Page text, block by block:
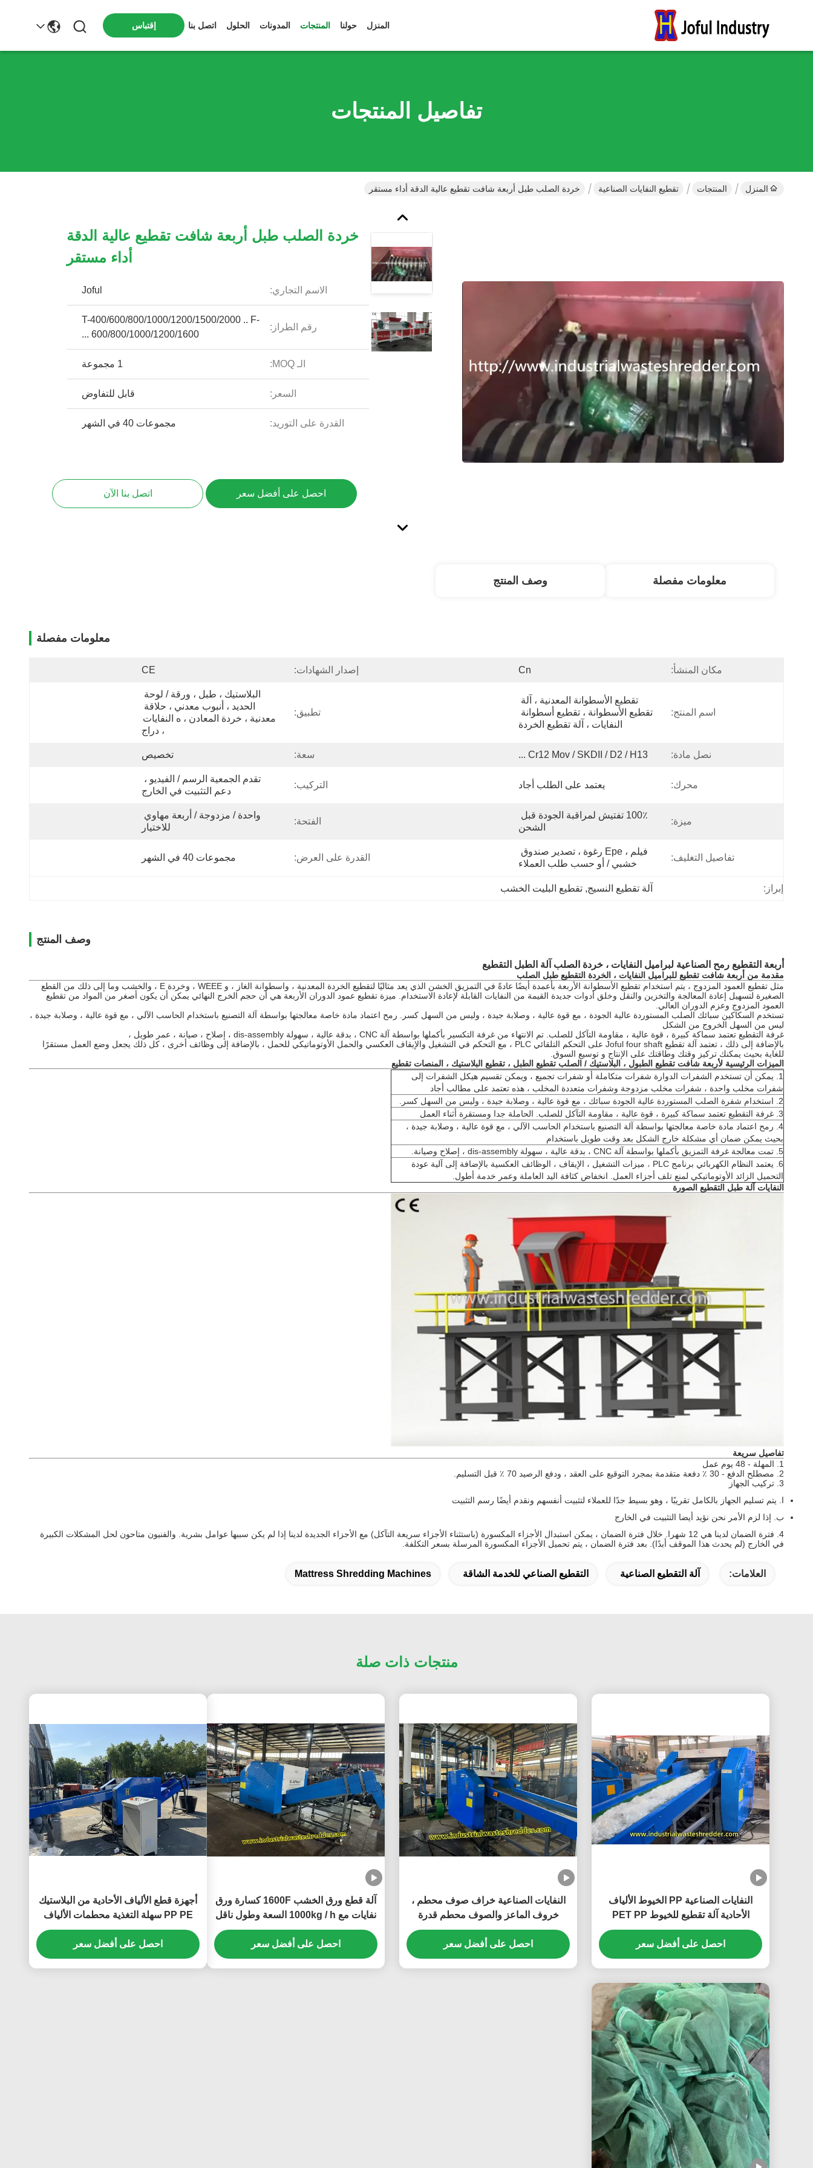
المنزل حولنا المنتجات المدونات الحلول اتصل بنا إقتباس
تفاصيل المنتجات
المنزل المنتجات تقطيع النفايات الصناعية خردة الصلب طبل أربعة شافت تقطيع عالية الدقة أداء مستقر
خردة الصلب طبل أربعة شافت تقطيع عالية الدقة
أداء مستقر
الاسم التجاري: Joful
رقم الطراز:
T-400/600/800/1000/1200/1500/2000 .. F-
600/800/1000/1200/1600 ...
الـ MOQ: 1 مجموعة
السعر: قابل للتفاوض
القدرة على التوريد: مجموعات 40 في الشهر
احصل على أفضل سعر اتصل بنا الآن
معلومات مفصلة وصف المنتج
معلومات مفصلة
مكان المنشأ: Cn إصدار الشهادات: CE
اسم المنتج:
النفايات ، آلة تقطيع الخردة
تطبيق:
، دراج
نصل مادة: Cr12 Mov / SKDII / D2 / H13 ... سعة: تخصيص
محرك: يعتمد على الطلب أجاد التركيب:
دعم التثبيت في الخارج
ميزة:
الشحن
الفتحة:
للاختيار
تفاصيل التغليف:
خشبي / أو حسب طلب العملاء
القدرة على العرض: مجموعات 40 في الشهر
إبراز: آلة تقطيع النسيج, تقطيع البليت الخشب
وصف المنتج
أربعة التقطيع رمح الصناعية لبراميل النفايات ، خردة الصلب آلة الطبل التقطيع
مقدمة من أربعة شافت تقطيع للبراميل النفايات ، الخردة التقطيع طبل الصلب
مثل تقطيع العمود المزدوج ، يتم استخدام تقطيع الأسطوانة الأربعة
بأعمدة أيضًا عادةً في التمزيق الخشن الذي يعد مثاليًا لتقطيع الخردة المعدنية ، واسطوانة الغاز ، و WEEE ، وخردة E ، والخشب وما إلى ذلك من القطع
الصغيرة لتسهيل إعادة المعالجة والتخزين والنقل وخلق أدوات جديدة القيمة من النفايات القابلة لإعادة الاستخدام.
ميزة تقطيع عمود الدوران الأربعة هي أن حجم الخرج النهائي يمكن أن يكون أصغر من المواد من تقطيع
العمود المزدوج وعزم الدوران العالي.
تستخدم السكاكين سبائك الصلب المستوردة عالية الجودة ، مع قوة عالية ، وصلابة جيدة ، وليس من السهل كسر. رمح اعتماد مادة خاصة معالجتها بواسطة آلة التصنيع باستخدام الحاسب الآلي ، مع قوة عالية ، وصلابة جيدة ،
ليس من السهل الخروج من الشكل
غرفة التقطيع تعتمد سماكة كبيرة ، قوة عالية ، مقاومة التآكل للصلب. تم الانتهاء من غرفة التكسير بأكملها بواسطة آلة CNC ، بدقة عالية ، سهولة dis-assembly ، إصلاح ، صيانة ، عمر طويل ،
بالإضافة إلى ذلك ، تعتمد آلة تقطيع Joful four shaft على
التحكم التلقائي PLC ، مع التحكم في التشغيل والإيقاف العكسي والحمل الأوتوماتيكي للحمل ، بالإضافة إلى وظائف أخرى ، كل ذلك يجعل وضع العمل مستقرًا
للغاية بحيث يمكنك تركيز وقتك وطاقتك على الإنتاج و توسيع السوق.
الميزات الرئيسية لأربعة شافت تقطيع الطبول ، البلاستيك / الصلب تقطيع الطبل ، تقطيع البلاستيك ، المنصات تقطيع
1.
يمكن أن تستخدم الشفرات الدوارة شفرات متكاملة أو شفرات تجميع ، ويمكن تقسيم هيكل الشفرات إلى
شفرات مخلب واحدة ، شفرات مخلب مزدوجة وشفرات متعددة المخلب ، هذه تعتمد على مطالب أجاد
2.
استخدام شفرة الصلب المستوردة عالية الجودة سبائك ، مع قوة عالية ، وصلابة جيدة ، وليس من السهل كسر.
3. غرفة التقطيع تعتمد سماكة كبيرة ، قوة عالية ، مقاومة التآكل للصلب.
الحاملة جدا ومستقرة أثناء العمل
4. رمح اعتماد مادة خاصة معالجتها بواسطة آلة التصنيع باستخدام الحاسب الآلي ، مع قوة عالية ، وصلابة جيدة ،
بحيث يمكن ضمان أي مشكلة خارج الشكل بعد وقت طويل باستخدام
5. تمت معالجة غرفة التمزيق بأكملها بواسطة آلة CNC ، بدقة عالية ، سهولة dis-assembly ، إصلاح
وصيانة.
6. يعتمد النظام الكهربائي برنامج PLC ، ميزات التشغيل ، الإيقاف ، الوظائف العكسية بالإضافة إلى آلية عودة
التحميل الزائد الأوتوماتيكي لمنع تلف أجزاء العمل.
انخفاض كثافة اليد العاملة وعمر خدمة أطول.
النفايات آلة طبل التقطيع الصورة
تفاصيل سريعة
1. المهلة - 48 يوم عمل
2. مصطلح الدفع - 30 ٪ دفعة متقدمة بمجرد التوقيع على العقد ، ودفع الرصيد 70 ٪ قبل التسليم.
3. تركيب الجهاز
ا.
يتم تسليم الجهاز بالكامل تقريبًا ، وهو بسيط جدًا للعملاء لتثبيت أنفسهم ونقدم أيضًا رسم التثبيت
ب.
إذا لزم الأمر نحن نؤيد أيضا التثبيت في الخارج
4. فترة الضمان لدينا هي 12 شهرا.
خلال فترة الضمان ، يمكن استبدال الأجزاء المكسورة (باستثناء الأجزاء سريعة التآكل) مع الأجزاء الجديدة لدينا إذا لم يكن سببها عوامل بشرية.
والفنيون متاحون لحل المشكلات الكبيرة
في الخارج (لم يحدث هذا الموقف أبدًا).
بعد فترة الضمان ، يتم تحميل الأجزاء المكسورة المرسلة بسعر التكلفة.
العلامات: آلة التقطيع الصناعية التقطيع الصناعي للخدمة الشاقة Mattress Shredding Machines
منتجات ذات صلة
النفايات الصناعية PP الخيوط الألياف
الأحادية آلة تقطيع للخيوط PET PP
HDPE PA الخيوط،القدرة 300-2000kg
في الساعة،سهلة التغذية الخيوط
الكيميائية تقطيع التصميم مضاد
احصل على أفضل سعر
النفايات الصناعية خراف صوف محطم ،
خروف الماعز والصوف محطم قدرة
مخصصة وحجم التفريغ استهلاك طاقة
منخفض
احصل على أفضل سعر
آلة قطع ورق الخشب 1600F كسارة ورق
نفايات مع 1000kg / h السعة وطول ناقل
مخصص
احصل على أفضل سعر
أجهزة قطع الألياف الأحادية من البلاستيك
PP PE سهلة التغذية محطمات الألياف
الأحادية من البيت
احصل على أفضل سعر